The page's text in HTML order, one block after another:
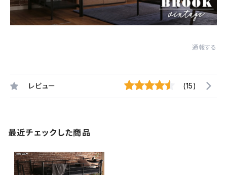
通報する
レビュー (15)
最近チェックした商品